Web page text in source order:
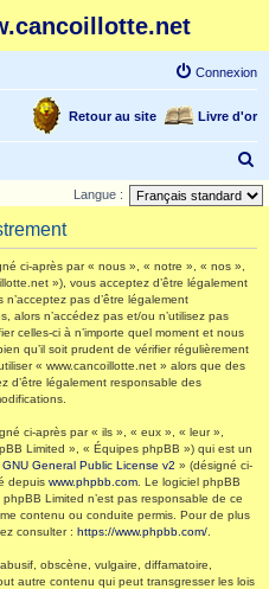
Connexion
Livre d'or
Retour au site
e
Langue :
ci-après par « nous », « notre », « nos »,
»), vous acceptez d’être légalement
pas d’être légalement
alors n’accédez pas et/ou n’utilisez pas
celles-ci à n’importe quel moment et nous
qu’il soit prudent de vérifier régulièrement
« www.cancoillotte.net » alors que des
d’être légalement responsable des
ci-après par « ils », « eux », « leur »,
Limited », « Équipes phpBB ») qui est un
GNU General Public License v2 » (désigné ci-
depuis www.phpbb.com . Le logiciel phpBB
Limited n’est pas responsable de ce
contenu ou conduite permis. Pour de plus
consulter : https://www.phpbb.com/
obscène, vulgaire, diffamatoire,
autre contenu qui peut transgresser les lois